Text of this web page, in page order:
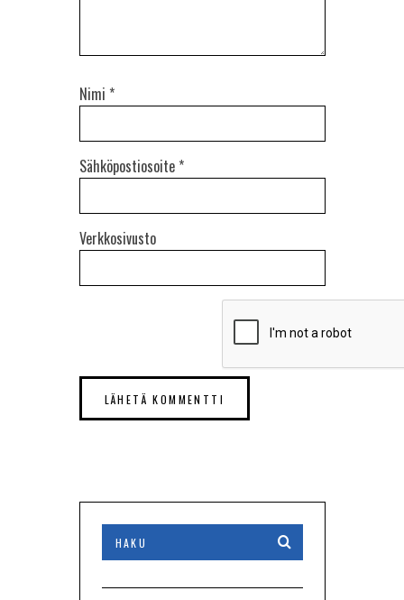
Nimi *
Sähköpostiosoite *
Verkkosivusto